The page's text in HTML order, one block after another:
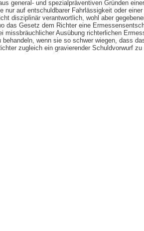
general- und spezialpräventiven Gründen einer
nur auf entschuldbarer Fahrlässigkeit oder
disziplinär verantwortlich, wohl aber
das Gesetz dem Richter eine
missbräuchlicher Ausübung richterlichen
wenn sie so schwer wiegen, dass
zugleich ein gravierender Schuldvorwurf zu